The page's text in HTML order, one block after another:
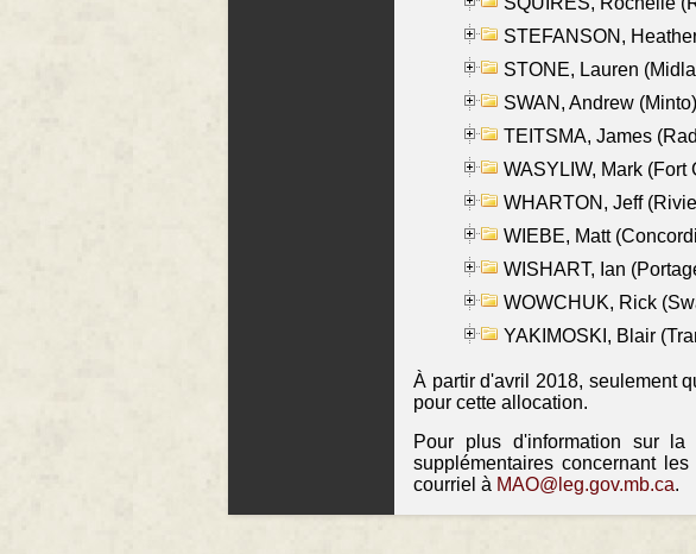
STEFANSON,
STONE, Lauren
SWAN, Andrew (Minto)
TEITSMA, James
WASYLIW, Mark (Fort
WHARTON, Jeff
WIEBE, Matt
WISHART, Ian
WOWCHUK, Rick
YAKIMOSKI, Blair
À partir d'avril 2018, seulement
pour cette allocation.
Pour plus d'information sur
supplémentaires concernant
courriel à MAO@leg.gov.mb.ca.